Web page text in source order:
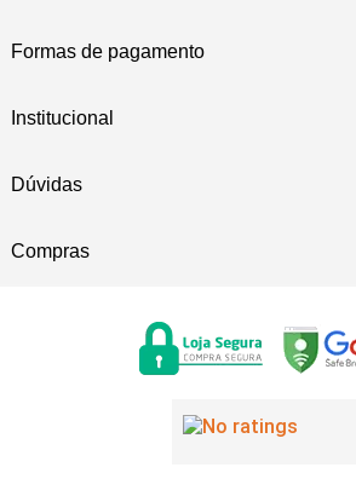
Formas de pagamento
Institucional
Dúvidas
Compras